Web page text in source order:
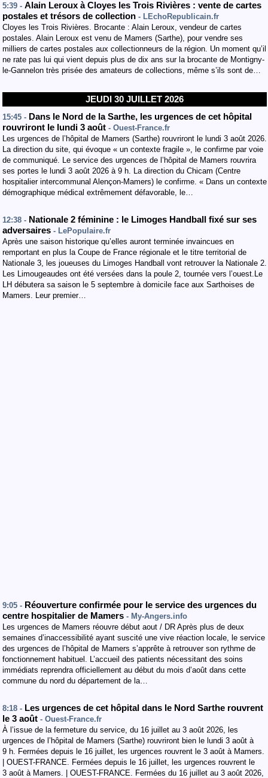
5:39 - Alain Leroux à Cloyes les Trois Rivières : vente de cartes
postales et trésors de collection - LEchoRepublicain.fr
Cloyes les Trois Rivières. Brocante : Alain Leroux, vendeur de cartes
postales. Alain Leroux est venu de Mamers (Sarthe), pour vendre ses
milliers de cartes postales aux collectionneurs de la région. Un moment qu’il
ne rate pas lui qui vient depuis plus de dix ans sur la brocante de Montigny-
le-Gannelon très prisée des amateurs de collections, même s’ils sont de…
JEUDI 30 JUILLET 2026
15:45 - Dans le Nord de la Sarthe, les urgences de cet hôpital
rouvriront le lundi 3 août - Ouest-France.fr
Les urgences de l’hôpital de Mamers (Sarthe) rouvriront le lundi 3 août 2026.
La direction du site, qui évoque « un contexte fragile », le confirme par voie
de communiqué. Le service des urgences de l’hôpital de Mamers rouvrira
ses portes le lundi 3 août 2026 à 9 h. La direction du Chicam (Centre
hospitalier intercommunal Alençon-Mamers) le confirme. « Dans un contexte
démographique médical extrêmement défavorable, le…
12:38 - Nationale 2 féminine : le Limoges Handball fixé sur ses
adversaires - LePopulaire.fr
Après une saison historique qu’elles auront terminée invaincues en
remportant en plus la Coupe de France régionale et le titre territorial de
Nationale 3, les joueuses du Limoges Handball vont retrouver la Nationale 2.
Les Limougeaudes ont été versées dans la poule 2, tournée vers l’ouest.Le
LH débutera sa saison le 5 septembre à domicile face aux Sarthoises de
Mamers. Leur premier…
9:05 - Réouverture confirmée pour le service des urgences du
centre hospitalier de Mamers - My-Angers.info
Les urgences de Mamers réouvre début aout / DR Après plus de deux
semaines d’inaccessibilité ayant suscité une vive réaction locale, le service
des urgences de l’hôpital de Mamers s’apprête à retrouver son rythme de
fonctionnement habituel. L’accueil des patients nécessitant des soins
immédiats reprendra officiellement au début du mois d’août dans cette
commune du nord du département de la…
8:18 - Les urgences de cet hôpital dans le Nord Sarthe rouvrent
le 3 août - Ouest-France.fr
À l’issue de la fermeture du service, du 16 juillet au 3 août 2026, les
urgences de l’hôpital de Mamers (Sarthe) rouvriront bien le lundi 3 août à
9 h. Fermées depuis le 16 juillet, les urgences rouvrent le 3 août à Mamers.
| OUEST-FRANCE. Fermées depuis le 16 juillet, les urgences rouvrent le
3 août à Mamers. | OUEST-FRANCE. Fermées du 16 juillet au 3 août 2026,